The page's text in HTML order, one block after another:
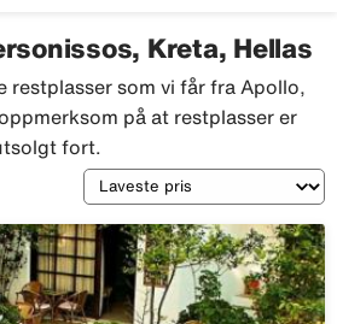
Kreta, Hellas
restplasser som vi får fra Apollo,
på at restplasser er
fort.
Sortering